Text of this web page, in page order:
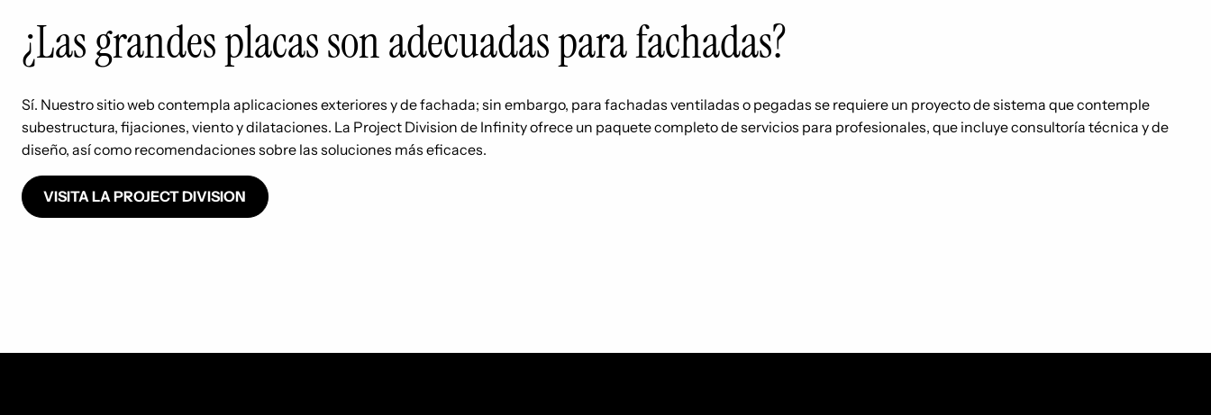
¿Las grandes placas son adecuadas para fachadas?
Sí. Nuestro sitio web contempla aplicaciones exteriores y de fachada; sin embargo, para fachadas ventiladas o pegadas se requiere un proyecto de sistema que contemple
subestructura, fijaciones, viento y dilataciones. La Project Division de Infinity ofrece un paquete completo de servicios para profesionales, que incluye consultoría técnica y de
diseño, así como recomendaciones sobre las soluciones más eficaces.
VISITA LA PROJECT DIVISION